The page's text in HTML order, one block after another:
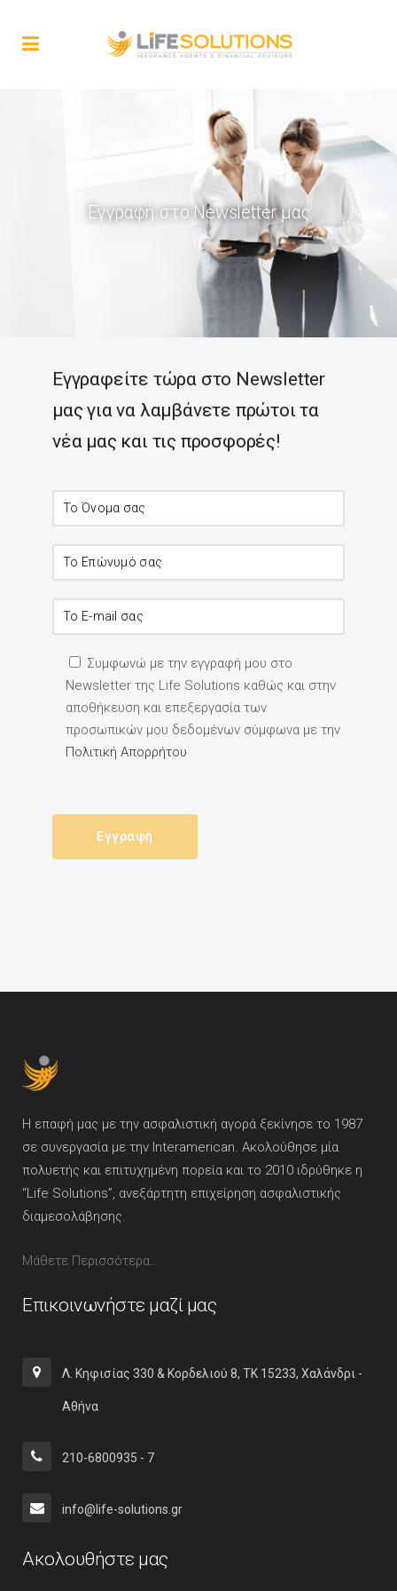
Εγγραφή στο Newsletter μας
Εγγραφείτε τώρα στο Newsletter
μας για να λαμβάνετε πρώτοι τα
νέα μας και τις προσφορές!
Συμφωνώ με την εγγραφή μου στο
Newsletter της Life Solutions καθώς και στην
αποθήκευση και επεξεργασία των
προσωπικών μου δεδομένων σύμφωνα με την
Πολιτική Απορρήτου
Η επαφή μας με την ασφαλιστική αγορά ξεκίνησε το 1987
σε συνεργασία με την Interamerican. Ακολούθησε μία
πολυετής και επιτυχημένη πορεία και το 2010 ιδρύθηκε η
“Life Solutions”, ανεξάρτητη επιχείρηση ασφαλιστικής
διαμεσολάβησης.
Μάθετε Περισσότερα...
Επικοινωνήστε μαζί μας
Λ. Κηφισίας 330 & Κορδελιού 8, ΤΚ 15233, Χαλάνδρι -
Αθήνα
210-6800935 - 7
info@life-solutions.gr
Ακολουθήστε μας